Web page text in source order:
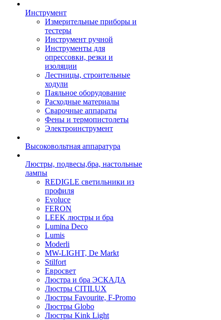
Инструмент
Измерительные приборы и
тестеры
Инструмент ручной
Инструменты для
опрессовки, резки и
изоляции
Лестницы, строительные
ходули
Паяльное оборудование
Расходные материалы
Сварочные аппараты
Фены и термопистолеты
Электроинструмент
Высоковольтная аппаратура
Люстры, подвесы,бра, настольные
лампы
REDIGLE светильники из
профиля
Evoluce
FERON
LEEK люстры и бра
Lumina Deco
Lumis
Moderli
MW-LIGHT, De Markt
Stilfort
Евросвет
Люстра и бра ЭСКАДА
Люстры CITILUX
Люстры Favourite, F-Promo
Люстры Globo
Люстры Kink Light